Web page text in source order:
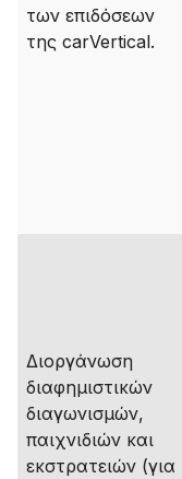
των επιδόσεων
της carVertical.
Διοργάνωση
διαφημιστικών
διαγωνισμών,
παιχνιδιών και
εκστρατειών (για